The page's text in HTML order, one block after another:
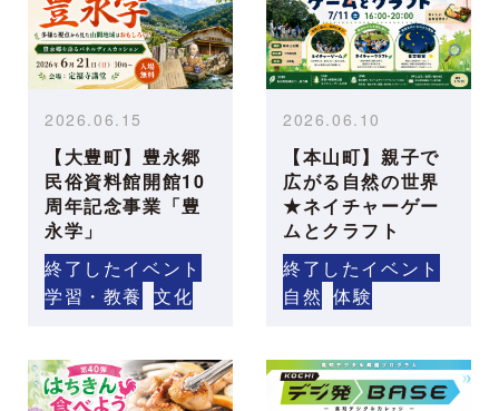
【大豊町】豊永郷
民俗資料館開館10
周年記念事業「豊
永学」
2026.06.15
終了したイベント
学習・教養 文化
【本山町】親子で
広がる自然の世界
★ネイチャーゲー
ムとクラフト
2026.06.10
終了したイベント
自然 体験